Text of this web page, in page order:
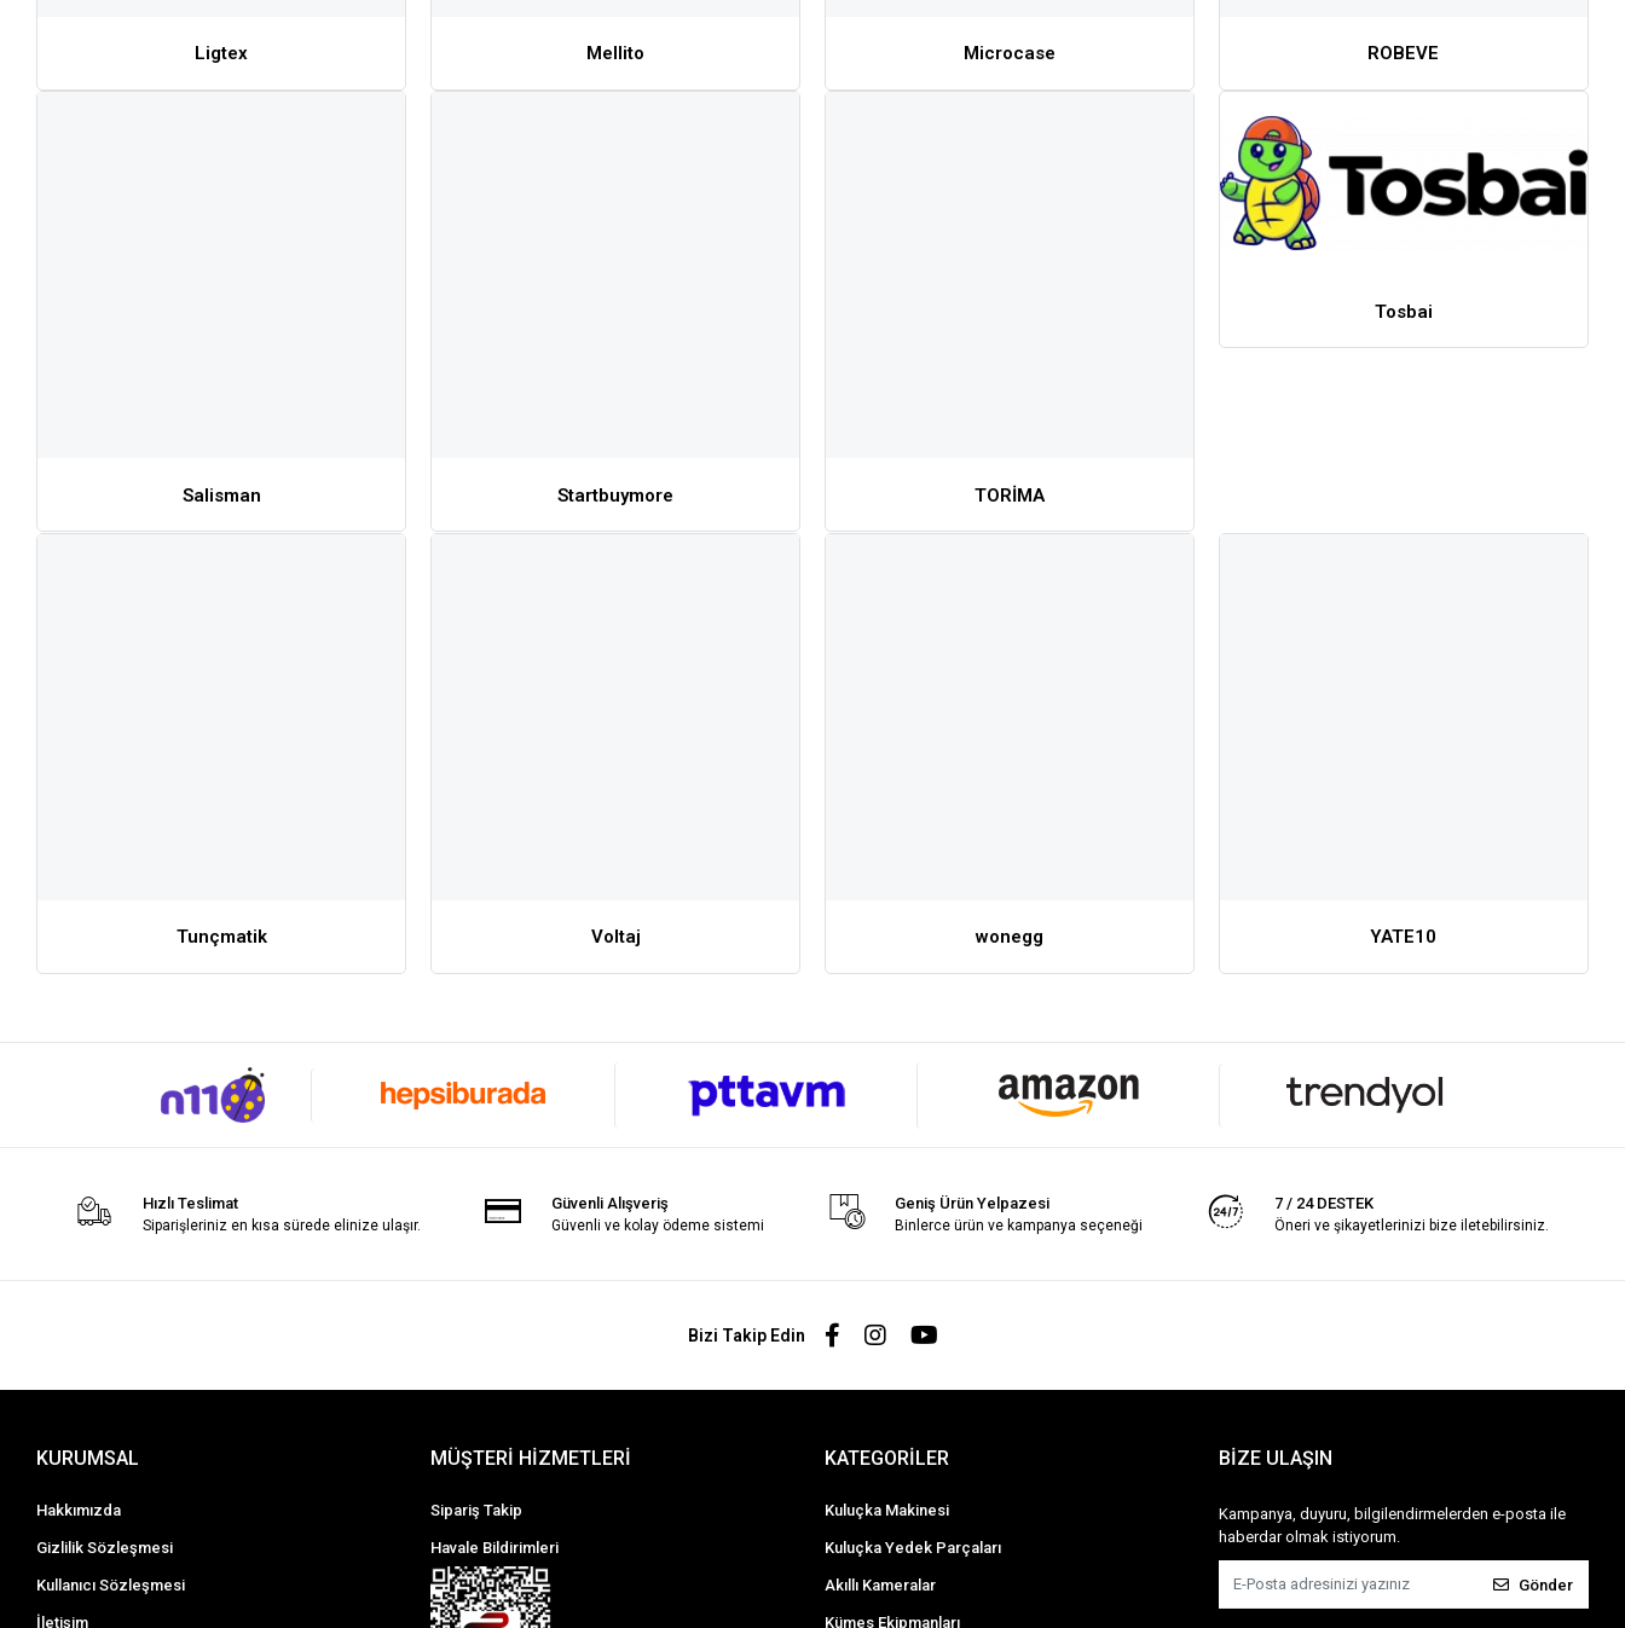
Ligtex Mellito Microcase ROBEVE
Salisman Startbuymore TORİMA
Tosbai
Tunçmatik Voltaj wonegg YATE10
Hızlı Teslimat
Siparişleriniz en kısa sürede elinize ulaşır.
Güvenli Alışveriş
Güvenli ve kolay ödeme sistemi
Geniş Ürün Yelpazesi
Binlerce ürün ve kampanya seçeneği
7 / 24 DESTEK
Öneri ve şikayetlerinizi bize iletebilirsiniz.
Bizi Takip Edin
KURUMSAL
Hakkımızda
Gizlilik Sözleşmesi
Kullanıcı Sözleşmesi
İletişim
MÜŞTERİ HİZMETLERİ
Sipariş Takip
Havale Bildirimleri
KATEGORİLER
Kuluçka Makinesi
Kuluçka Yedek Parçaları
Akıllı Kameralar
Kümes Ekipmanları
BİZE ULAŞIN
Kampanya, duyuru, bilgilendirmelerden e-posta ile
haberdar olmak istiyorum.
Gönder